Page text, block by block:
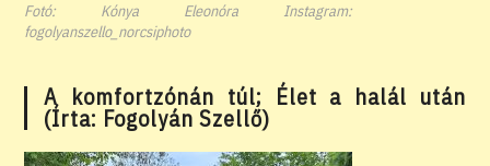
Fotó: Kónya Eleonóra Instagram:
fogolyanszello_norcsiphoto
A komfortzónán túl; Élet a halál után
(Írta: Fogolyán Szellő)